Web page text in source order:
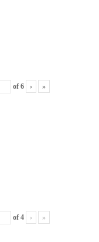
of 6 › »
of 4 › »